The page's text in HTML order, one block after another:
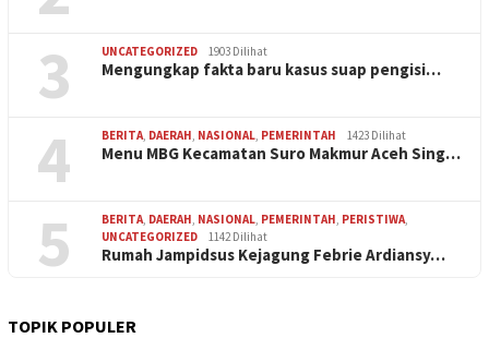
3 UNCATEGORIZED 1903 Dilihat
Mengungkap fakta baru kasus suap pengisi…
4 BERITA, DAERAH, NASIONAL, PEMERINTAH 1423 Dilihat
Menu MBG Kecamatan Suro Makmur Aceh Sing…
5 BERITA, DAERAH, NASIONAL, PEMERINTAH, PERISTIWA,
UNCATEGORIZED
1142 Dilihat
Rumah Jampidsus Kejagung Febrie Ardiansy…
TOPIK POPULER